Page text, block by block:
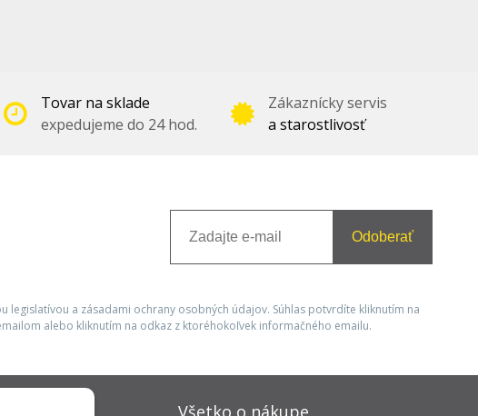
Tovar na sklade
expedujeme do 24 hod.
Zákaznícky servis
a starostlivosť
Odoberať
a zásadami ochrany osobných údajov. Súhlas potvrdíte kliknutím na
alebo kliknutím na odkaz z ktoréhokoľvek informačného emailu.
Všetko o nákupe